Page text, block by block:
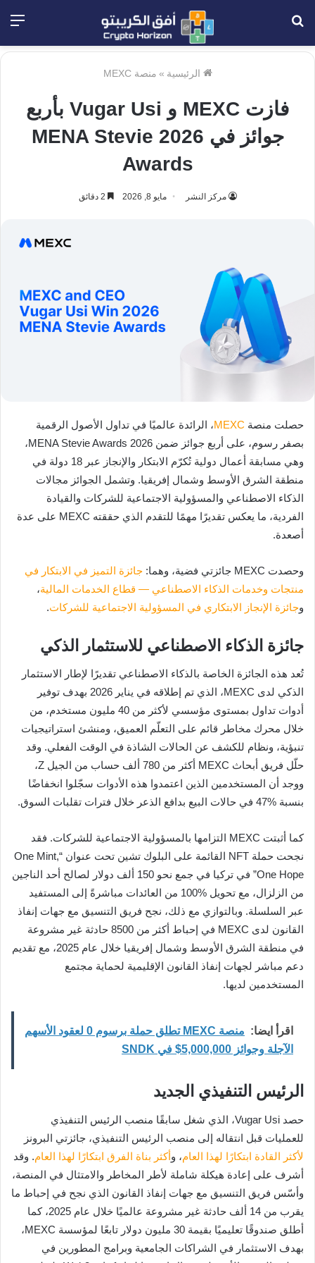
الرئيسية » منصة MEXC
فازت MEXC و Vugar Usi بأربع
جوائز في 2026 MENA Stevie
Awards
مركز النشر مايو 8, 2026
حصلت منصة MEXC، الرائدة عالميًا في تداول الأصول الرقمية
بصفر رسوم، على أربع جوائز ضمن 2026 MENA Stevie Awards،
وهي مسابقة أعمال دولية تُكرّم الابتكار والإنجاز عبر 18 دولة في
منطقة الشرق الأوسط وشمال إفريقيا. وتشمل الجوائز مجالات
الذكاء الاصطناعي والمسؤولية الاجتماعية للشركات والقيادة
الفردية، ما يعكس تقديرًا مهمًا للتقدم الذي حققته MEXC على عدة
أصعدة.
وحصدت MEXC جائزتي فضية، وهما:
جائزة التميز في الابتكار في
منتجات وخدمات الذكاء الاصطناعي — قطاع الخدمات المالية،
وجائزة الإنجاز الابتكاري في المسؤولية الاجتماعية للشركات.
جائزة الذكاء الاصطناعي للاستثمار الذكي
تُعد هذه الجائزة الخاصة بالذكاء الاصطناعي تقديرًا لإطار الاستثمار
الذكي لدى MEXC، الذي تم إطلاقه في يناير 2026 بهدف توفير
أدوات تداول بمستوى مؤسسي لأكثر من 40 مليون مستخدم، من
خلال محرك مخاطر قائم على التعلّم العميق، ومنشئ استراتيجيات
تنبؤية، ونظام للكشف عن الحالات الشاذة في الوقت الفعلي. وقد
حلّل فريق أبحاث MEXC أكثر من 780 ألف حساب من الجيل Z،
ووجد أن المستخدمين الذين اعتمدوا هذه الأدوات سجّلوا انخفاضًا
بنسبة %47 في حالات البيع بدافع الذعر خلال فترات تقلبات السوق.
كما أثبتت MEXC التزامها بالمسؤولية الاجتماعية للشركات. فقد
نجحت حملة NFT القائمة على البلوك تشين تحت عنوان “One Mint,
One Hope” في تركيا في جمع نحو 150 ألف دولار لصالح أحد الناجين
من الزلزال، مع تحويل %100 من العائدات مباشرةً إلى المستفيد
عبر السلسلة. وبالتوازي مع ذلك، نجح فريق التنسيق مع جهات إنفاذ
القانون لدى MEXC في إحباط أكثر من 8500 حادثة غير مشروعة
في منطقة الشرق الأوسط وشمال إفريقيا خلال عام 2025، مع تقديم
دعم مباشر لجهات إنفاذ القانون الإقليمية لحماية مجتمع
المستخدمين لديها.
اقرأ ايضا:
منصة MEXC تطلق حملة برسوم 0 لعقود الأسهم
الآجلة وجوائز 5,000,000$ في SNDK
الرئيس التنفيذي الجديد
حصد Vugar Usi، الذي شغل سابقًا منصب الرئيس التنفيذي
للعمليات قبل انتقاله إلى منصب الرئيس التنفيذي، جائزتي البرونز
لأكثر القادة ابتكارًا لهذا العام، وأكثر بناة الفرق ابتكارًا لهذا العام. وقد
أشرف على إعادة هيكلة شاملة لأطر المخاطر والامتثال في المنصة،
وأسّس فريق التنسيق مع جهات إنفاذ القانون الذي نجح في إحباط ما
يقرب من 14 ألف حادثة غير مشروعة عالميًا خلال عام 2025، كما
أطلق صندوقًا تعليميًا بقيمة 30 مليون دولار تابعًا لمؤسسة MEXC،
بهدف الاستثمار في الشراكات الجامعية وبرامج المطورين في